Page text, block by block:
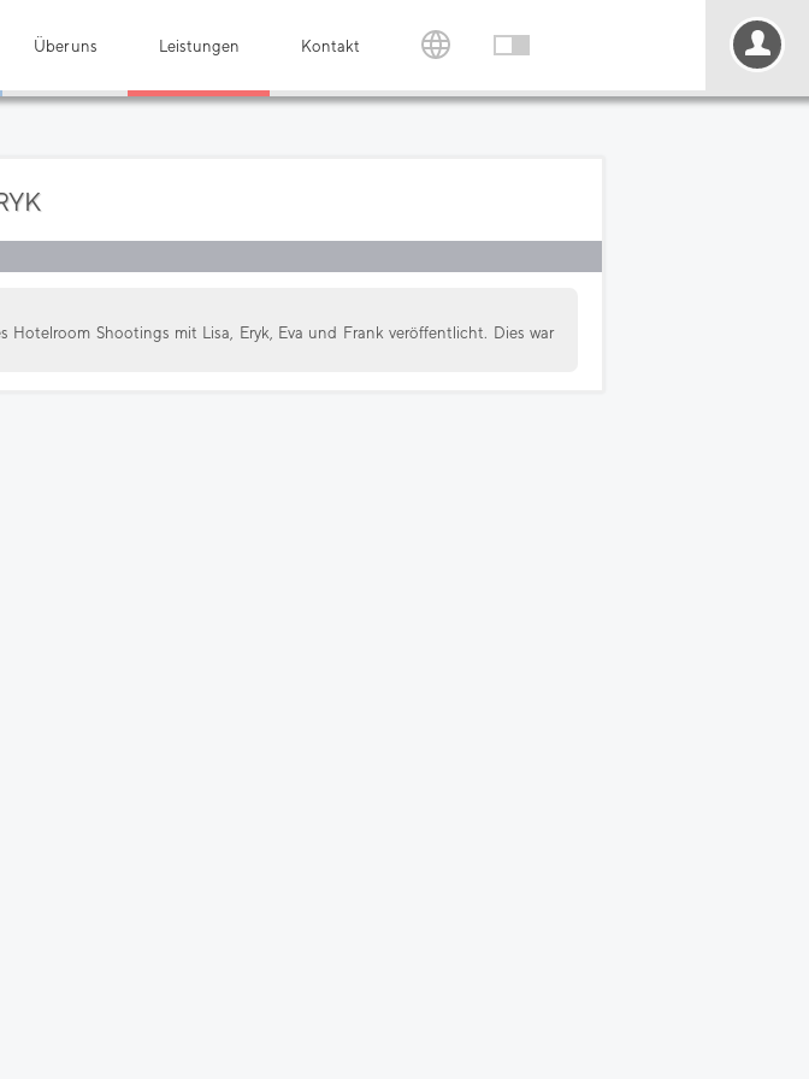
Über uns Leistungen Kontakt
Hotelroom Shootings mit Lisa, Eryk, Eva und Frank veröffentlicht. Dies war